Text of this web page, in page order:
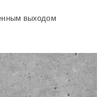
выходом